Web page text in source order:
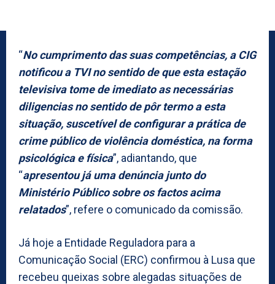
“No cumprimento das suas competências, a CIG
notificou a TVI no sentido de que esta estação
televisiva tome de imediato as necessárias
diligencias no sentido de pôr termo a esta
situação, suscetível de configurar a prática de
crime público de violência doméstica, na forma
psicológica e física”, adiantando, que
“apresentou já uma denúncia junto do
Ministério Público sobre os factos acima
relatados”, refere o comunicado da comissão.
Já hoje a Entidade Reguladora para a
Comunicação Social (ERC) confirmou à Lusa que
recebeu queixas sobre alegadas situações de